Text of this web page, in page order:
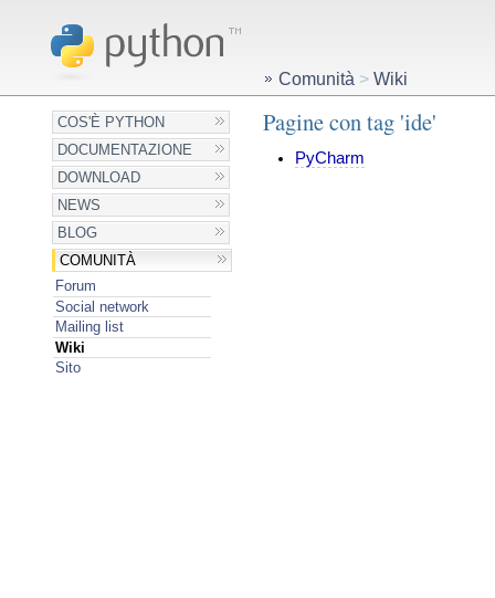
COS'È PYTHON
DOCUMENTAZIONE
DOWNLOAD
NEWS
BLOG
COMUNITÀ
Forum
Social network
Mailing list
Wiki
Sito
Comunità > Wiki
Pagine con tag 'ide'
PyCharm